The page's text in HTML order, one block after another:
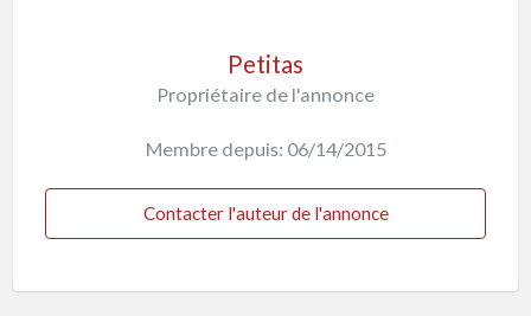
Petitas
Propriétaire de l'annonce
Membre depuis: 06/14/2015
Contacter l'auteur de l'annonce